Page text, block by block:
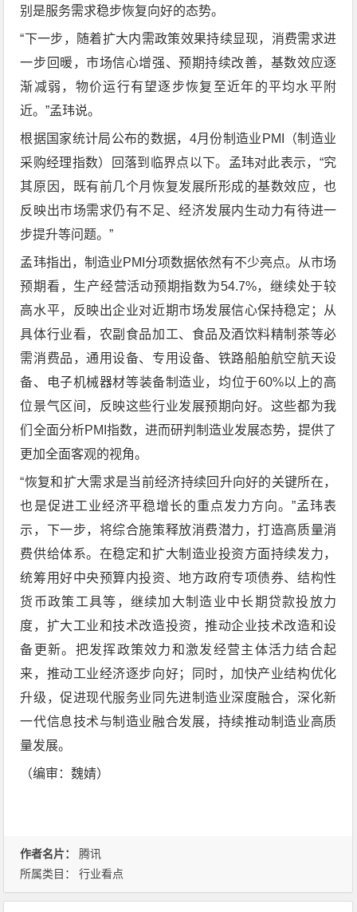
别是服务需求稳步恢复向好的态势。
“下一步，随着扩大内需政策效果持续显现，消费需求进
一步回暖，市场信心增强、预期持续改善，基数效应逐
渐减弱，物价运行有望逐步恢复至近年的平均水平附
近。”孟玮说。
根据国家统计局公布的数据，4月份制造业PMI（制造业
采购经理指数）回落到临界点以下。孟玮对此表示，“究
其原因，既有前几个月恢复发展所形成的基数效应，也
反映出市场需求仍有不足、经济发展内生动力有待进一
步提升等问题。”
孟玮指出，制造业PMI分项数据依然有不少亮点。从市场
预期看，生产经营活动预期指数为54.7%，继续处于较
高水平，反映出企业对近期市场发展信心保持稳定；从
具体行业看，农副食品加工、食品及酒饮料精制茶等必
需消费品，通用设备、专用设备、铁路船舶航空航天设
备、电子机械器材等装备制造业，均位于60%以上的高
位景气区间，反映这些行业发展预期向好。这些都为我
们全面分析PMI指数，进而研判制造业发展态势，提供了
更加全面客观的视角。
“恢复和扩大需求是当前经济持续回升向好的关键所在，
也是促进工业经济平稳增长的重点发力方向。”孟玮表
示，下一步，将综合施策释放消费潜力，打造高质量消
费供给体系。在稳定和扩大制造业投资方面持续发力，
统筹用好中央预算内投资、地方政府专项债券、结构性
货币政策工具等，继续加大制造业中长期贷款投放力
度，扩大工业和技术改造投资，推动企业技术改造和设
备更新。把发挥政策效力和激发经营主体活力结合起
来，推动工业经济逐步向好；同时，加快产业结构优化
升级，促进现代服务业同先进制造业深度融合，深化新
一代信息技术与制造业融合发展，持续推动制造业高质
量发展。
（编审：魏婧）
作者名片： 腾讯
所属类目：行业看点